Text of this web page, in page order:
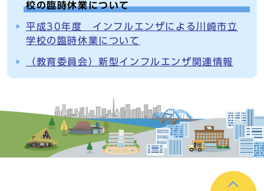
校の臨時休業について
平成30年度 インフルエンザによる川崎市立
学校の臨時休業について
（教育委員会）新型インフルエンザ関連情報